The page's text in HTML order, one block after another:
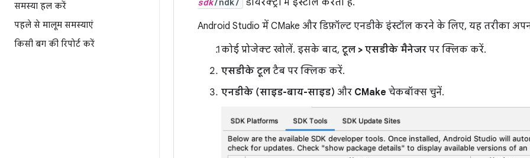
समस्या हल करें
पहले से मालूम समस्याएं
किसी बग की रिपोर्ट करें
डायरेक्ट्री में इंस्टॉल करता है.
Android Studio में CMake और डिफ़ॉल्ट एनडीके इंस्टॉल करने के लिए, यह तरीका
कोई प्रोजेक्ट खोलें. इसके बाद, टूल > एसडीके मैनेजर पर क्लिक करें.
एसडीके टूल टैब पर क्लिक करें.
एनडीके (साइड-बाय-साइड) और CMake चेकबॉक्स चुनें.